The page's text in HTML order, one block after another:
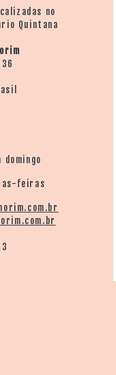
no
Quintana
feiras